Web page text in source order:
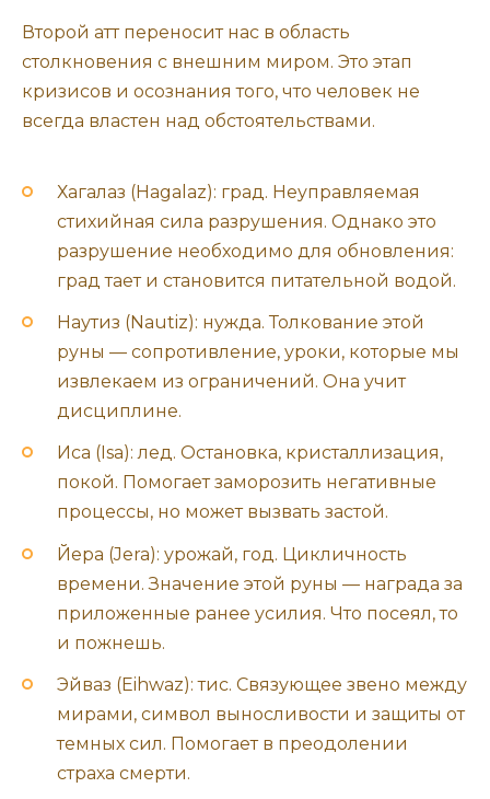
Второй атт переносит нас в область
столкновения с внешним миром. Это этап
кризисов и осознания того, что человек не
всегда властен над обстоятельствами.
Хагалаз (Hagalaz): град. Неуправляемая
стихийная сила разрушения. Однако это
разрушение необходимо для обновления:
град тает и становится питательной водой.
Наутиз (Nautiz): нужда. Толкование этой
руны — сопротивление, уроки, которые мы
извлекаем из ограничений. Она учит
дисциплине.
Иса (Isa): лед. Остановка, кристаллизация,
покой. Помогает заморозить негативные
процессы, но может вызвать застой.
Йера (Jera): урожай, год. Цикличность
времени. Значение этой руны — награда за
приложенные ранее усилия. Что посеял, то
и пожнешь.
Эйваз (Eihwaz): тис. Связующее звено между
мирами, символ выносливости и защиты от
темных сил. Помогает в преодолении
страха смерти.